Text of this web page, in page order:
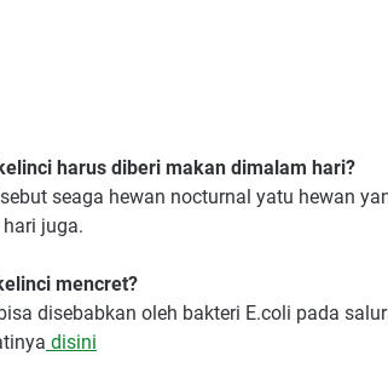
harus diberi makan dimalam hari?
seaga hewan nocturnal yatu hewan
juga.
mencret?
disebabkan oleh bakteri E.coli pada
disini